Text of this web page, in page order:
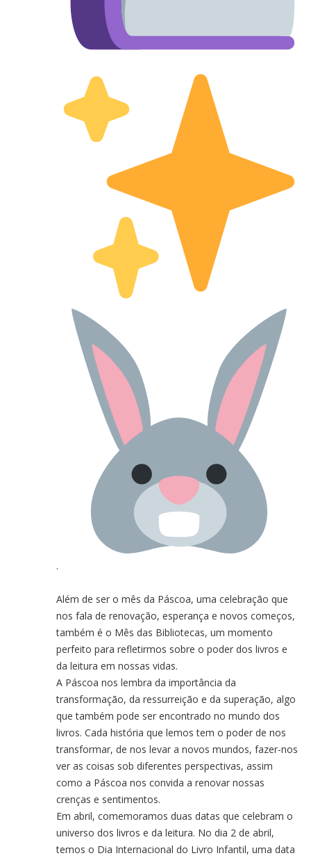
.
Além de ser o mês da Páscoa, uma celebração que
nos fala de renovação, esperança e novos começos,
também é o Mês das Bibliotecas, um momento
perfeito para refletirmos sobre o poder dos livros e
da leitura em nossas vidas.
A Páscoa nos lembra da importância da
transformação, da ressurreição e da superação, algo
que também pode ser encontrado no mundo dos
livros. Cada história que lemos tem o poder de nos
transformar, de nos levar a novos mundos, fazer-nos
ver as coisas sob diferentes perspectivas, assim
como a Páscoa nos convida a renovar nossas
crenças e sentimentos.
Em abril, comemoramos duas datas que celebram o
universo dos livros e da leitura. No dia 2 de abril,
temos o Dia Internacional do Livro Infantil, uma data